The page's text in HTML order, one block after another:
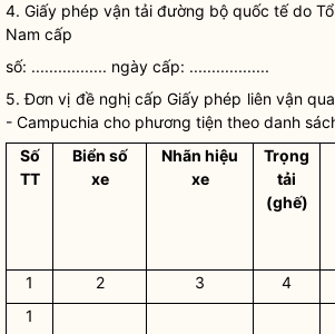
4. Giấy phép vận tải đường bộ quốc tế do
Nam cấp
số: ................. ngày cấp: ..................
5. Đơn vị đề nghị cấp Giấy phép liên vận
- Campuchia cho phương tiện theo danh
Số
TT
Biển số
xe
Nhãn hiệu
xe
Trọng
tải
(ghế)
1 2 3 4
1